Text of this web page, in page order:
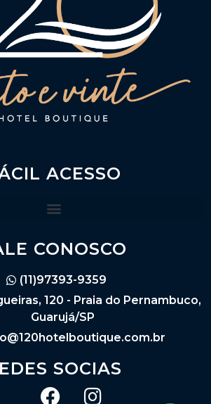
ACESSO
CONOSCO
(11)97393-9359
120 - Praia do Pernambuco,
Guarujá/SP
SOCIAS